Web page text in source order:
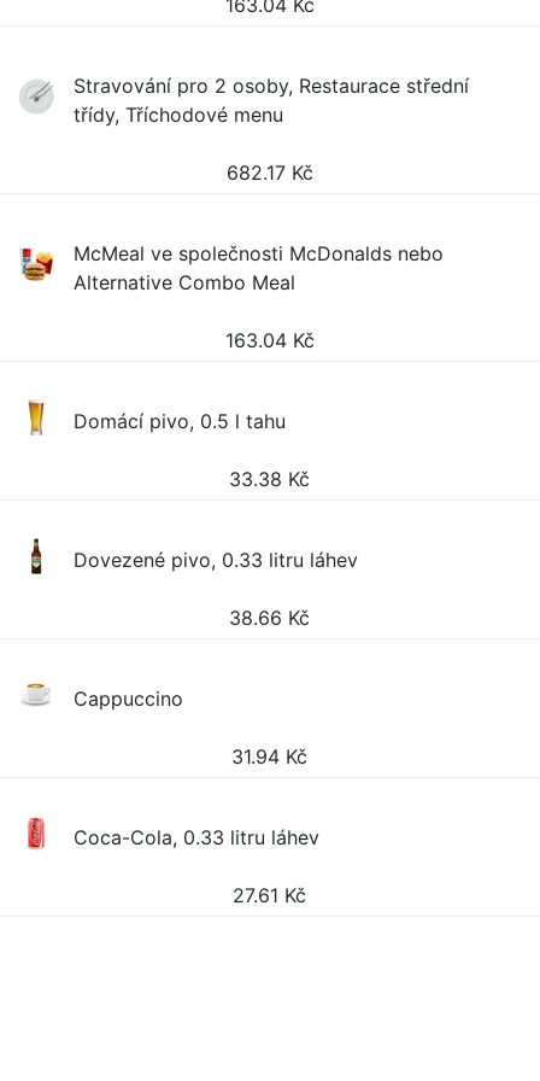
163.04 Kč
Stravování pro 2 osoby, Restaurace střední
třídy, Tříchodové menu
682.17 Kč
McMeal ve společnosti McDonalds nebo
Alternative Combo Meal
163.04 Kč
Domácí pivo, 0.5 l tahu
33.38 Kč
Dovezené pivo, 0.33 litru láhev
38.66 Kč
Cappuccino
31.94 Kč
Coca-Cola, 0.33 litru láhev
27.61 Kč